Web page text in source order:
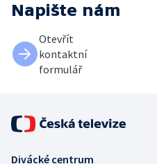
Napište nám
Otevřít
kontaktní
formulář
Divácké centrum